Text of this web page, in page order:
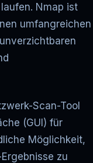
Nmap ist
umfangreichen
Scan-Tool
(GUI) für
Möglichkeit,
zu